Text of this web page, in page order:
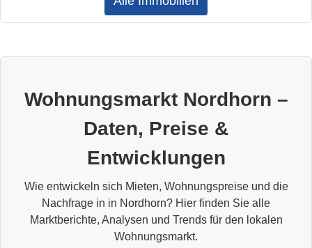
Wohnungsmarkt Nordhorn –
Daten, Preise &
Entwicklungen
Wie entwickeln sich Mieten, Wohnungspreise und die
Nachfrage in in Nordhorn? Hier finden Sie alle
Marktberichte, Analysen und Trends für den lokalen
Wohnungsmarkt.